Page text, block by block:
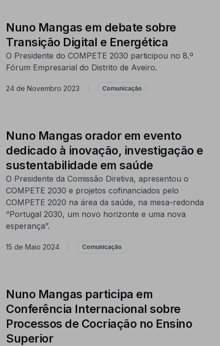
Nuno Mangas em debate sobre
Transição Digital e Energética
O Presidente do COMPETE 2030 participou no 8.º
Fórum Empresarial do Distrito de Aveiro.
24 de Novembro 2023 Comunicação
Nuno Mangas orador em evento
dedicado à inovação, investigação e
sustentabilidade em saúde
O Presidente da Comissão Diretiva, apresentou o
COMPETE 2030 e projetos cofinanciados pelo
COMPETE 2020 na área da saúde, na mesa-redonda
“Portugal 2030, um novo horizonte e uma nova
esperança”.
15 de Maio 2024 Comunicação
Nuno Mangas participa em
Conferência Internacional sobre
Processos de Cocriação no Ensino
Superior